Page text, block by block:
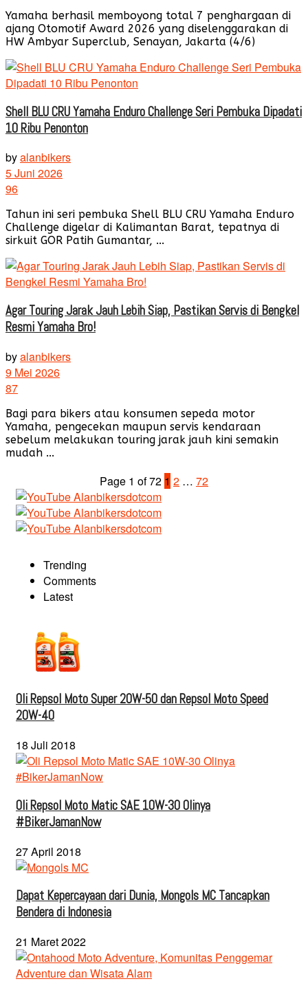
Yamaha berhasil memboyong total 7 penghargaan di
ajang Otomotif Award 2026 yang diselenggarakan di
HW Ambyar Superclub, Senayan, Jakarta (4/6)
Shell BLU CRU Yamaha Enduro Challenge Seri Pembuka Dipadati
10 Ribu Penonton
byalanbikers
5 Juni 2026
96
Tahun ini seri pembuka Shell BLU CRU Yamaha Enduro
Challenge digelar di Kalimantan Barat, tepatnya di
sirkuit GOR Patih Gumantar, ...
Agar Touring Jarak Jauh Lebih Siap, Pastikan Servis di Bengkel
Resmi Yamaha Bro!
byalanbikers
9 Mei 2026
87
Bagi para bikers atau konsumen sepeda motor
Yamaha, pengecekan maupun servis kendaraan
sebelum melakukan touring jarak jauh kini semakin
mudah ...
Page 1 of 72 1 2 … 72
Trending
Comments
Latest
Oli Repsol Moto Super 20W-50 dan Repsol Moto Speed
20W-40
18 Juli 2018
Oli Repsol Moto Matic SAE 10W-30 Olinya
#BikerJamanNow
27 April 2018
Dapat Kepercayaan dari Dunia, Mongols MC Tancapkan
Bendera di Indonesia
21 Maret 2022